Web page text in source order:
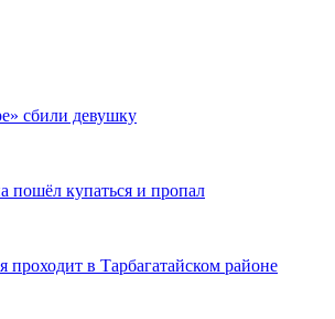
сбили девушку
пошёл купаться и пропал
проходит в Тарбагатайском районе